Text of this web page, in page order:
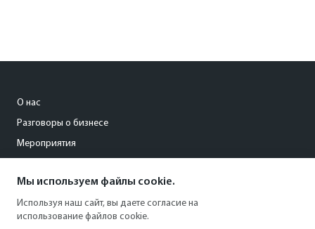
О нас
Разговоры о бизнесе
Мероприятия
s.filatova@kommersant18.ru
+7 (3412) 945-075
Мы используем файлы cookie.
Используя наш сайт, вы даете согласие на
использование файлов cookie.